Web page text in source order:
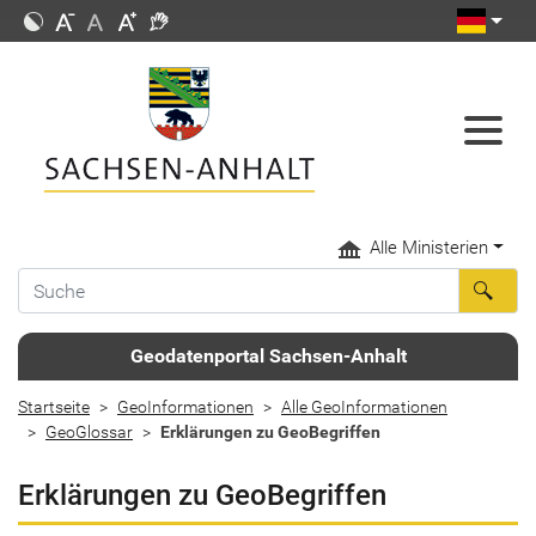
Alle Ministerien
Geodatenportal Sachsen-Anhalt
Startseite GeoInformationen
Alle GeoInformationen
GeoGlossar
Erklärungen zu GeoBegriffen
Erklärungen zu GeoBegriffen